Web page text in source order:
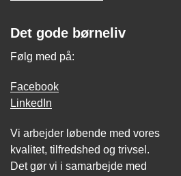
Det gode børneliv
Følg med på:
Facebook
LinkedIn
Vi arbejder løbende med vores
kvalitet, tilfredshed og trivsel.
Det gør vi i samarbejde med